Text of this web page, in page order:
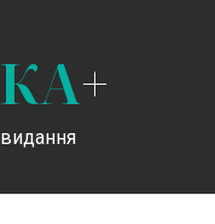
+
видання